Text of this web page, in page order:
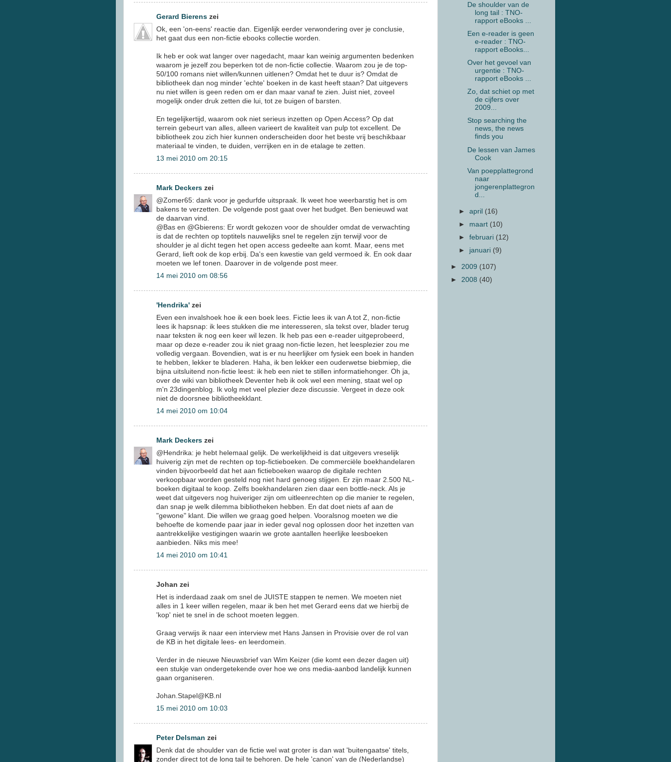
Gerard Bierens zei
Ok, een 'on-eens' reactie dan. Eigenlijk eerder verwondering over je conclusie,
het gaat dus een non-fictie ebooks collectie worden.
Ik heb er ook wat langer over nagedacht, maar kan weinig argumenten bedenken
waarom je jezelf zou beperken tot de non-fictie collectie. Waarom zou je de top-
50/100 romans niet willen/kunnen uitlenen? Omdat het te duur is? Omdat de
bibliotheek dan nog minder 'echte' boeken in de kast heeft staan? Dat uitgevers
nu niet willen is geen reden om er dan maar vanaf te zien. Juist niet, zoveel
mogelijk onder druk zetten die lui, tot ze buigen of barsten.
En tegelijkertijd, waarom ook niet serieus inzetten op Open Access? Op dat
terrein gebeurt van alles, alleen varieert de kwaliteit van pulp tot excellent. De
bibliotheek zou zich hier kunnen onderscheiden door het beste vrij beschikbaar
materiaal te vinden, te duiden, verrijken en in de etalage te zetten.
13 mei 2010 om 20:15
Mark Deckers zei
@Zomer65: dank voor je gedurfde uitspraak. Ik weet hoe weerbarstig het is om
bakens te verzetten. De volgende post gaat over het budget. Ben benieuwd wat
de daarvan vind.
@Bas en @Gbierens: Er wordt gekozen voor de shoulder omdat de verwachting
is dat de rechten op toptitels nauwelijks snel te regelen zijn terwijl voor de
shoulder je al dicht tegen het open access gedeelte aan komt. Maar, eens met
Gerard, lieft ook de kop erbij. Da's een kwestie van geld vermoed ik. En ook daar
moeten we lef tonen. Daarover in de volgende post meer.
14 mei 2010 om 08:56
'Hendrika' zei
Even een invalshoek hoe ik een boek lees. Fictie lees ik van A tot Z, non-fictie
lees ik hapsnap: ik lees stukken die me interesseren, sla tekst over, blader terug
naar teksten ik nog een keer wil lezen. Ik heb pas een e-reader uitgeprobeerd,
maar op deze e-reader zou ik niet graag non-fictie lezen, het leesplezier zou me
volledig vergaan. Bovendien, wat is er nu heerlijker om fysiek een boek in handen
te hebben, lekker te bladeren. Haha, ik ben lekker een ouderwetse biebmiep, die
bijna uitsluitend non-fictie leest: ik heb een niet te stillen informatiehonger. Oh ja,
over de wiki van bibliotheek Deventer heb ik ook wel een mening, staat wel op
m'n 23dingenblog. Ik volg met veel plezier deze discussie. Vergeet in deze ook
niet de doorsnee bibliotheekklant.
14 mei 2010 om 10:04
Mark Deckers zei
@Hendrika: je hebt helemaal gelijk. De werkelijkheid is dat uitgevers vreselijk
huiverig zijn met de rechten op top-fictieboeken. De commerciële boekhandelaren
vinden bijvoorbeeld dat het aan fictieboeken waarop de digitale rechten
verkoopbaar worden gesteld nog niet hard genoeg stijgen. Er zijn maar 2.500 NL-
boeken digitaal te koop. Zelfs boekhandelaren zien daar een bottle-neck. Als je
weet dat uitgevers nog huiveriger zijn om uitleenrechten op die manier te regelen,
dan snap je welk dilemma bibliotheken hebben. En dat doet niets af aan de
"gewone" klant. Die willen we graag goed helpen. Vooralsnog moeten we die
behoefte de komende paar jaar in ieder geval nog oplossen door het inzetten van
aantrekkelijke vestigingen waarin we grote aantallen heerlijke leesboeken
aanbieden. Niks mis mee!
14 mei 2010 om 10:41
Johan zei
Het is inderdaad zaak om snel de JUISTE stappen te nemen. We moeten niet
alles in 1 keer willen regelen, maar ik ben het met Gerard eens dat we hierbij de
'kop' niet te snel in de schoot moeten leggen.
Graag verwijs ik naar een interview met Hans Jansen in Provisie over de rol van
de KB in het digitale lees- en leerdomein.
Verder in de nieuwe Nieuwsbrief van Wim Keizer (die komt een dezer dagen uit)
een stukje van ondergetekende over hoe we ons media-aanbod landelijk kunnen
gaan organiseren.
Johan.Stapel@KB.nl
15 mei 2010 om 10:03
Peter Delsman zei
Denk dat de shoulder van de fictie wel wat groter is dan wat 'buitengaatse' titels,
zonder direct tot de long tail te behoren. De hele 'canon' van de (Nederlandse)
De shoulder van de
long tail : TNO-
rapport eBooks ...
Een e-reader is geen
e-reader : TNO-
rapport eBooks...
Over het gevoel van
urgentie : TNO-
rapport eBooks ...
Zo, dat schiet op met
de cijfers over
2009...
Stop searching the
news, the news
finds you
De lessen van James
Cook
Van poepplattegrond
naar
jongerenplattegron
d...
►april (16)
► maart (10)
►februari (12)
► januari (9)
► 2009 (107)
► 2008 (40)